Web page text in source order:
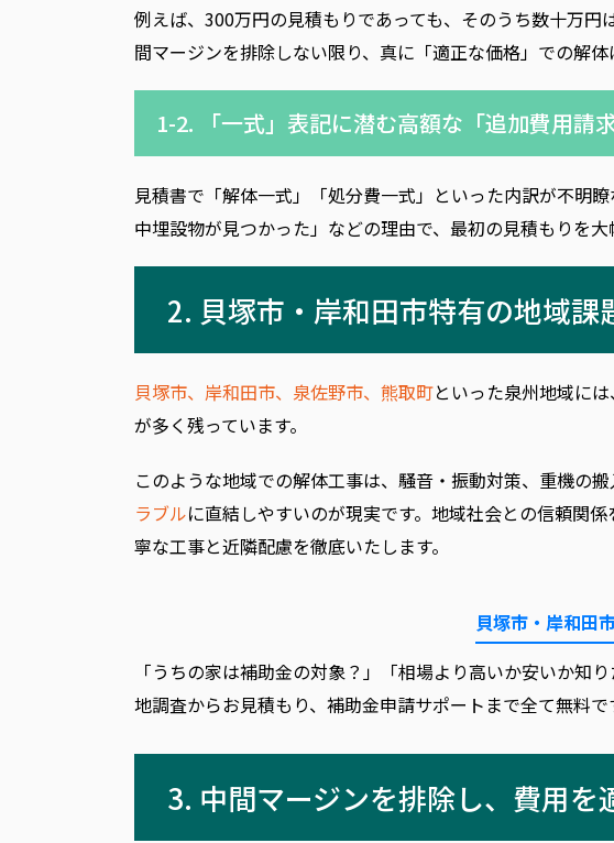
例えば、300万円の見積もりであっても、そのうち数十万
間マージンを排除しない限り、真に「適正な価格」での解体
1-2. 「一式」表記に潜む高額な「追加費用請
見積書で「解体一式」「処分費一式」といった内訳が不明
中埋設物が見つかった」などの理由で、最初の見積もりを
2. 貝塚市・岸和田市特有の地域課
貝塚市、岸和田市、泉佐野市、熊取町といった泉州地域に
が多く残っています。
このような地域での解体工事は、騒音・振動対策、重機の
ラブルに直結しやすいのが現実です。地域社会との信頼関
寧な工事と近隣配慮を徹底いたします。
貝塚市・岸和田
「うちの家は補助金の対象？」「相場より高いか安いか知
地調査からお見積もり、補助金申請サポートまで全て無料で
3. 中間マージンを排除し、費用を